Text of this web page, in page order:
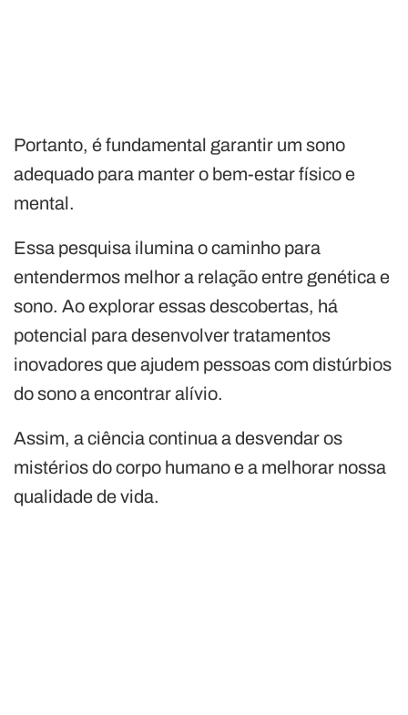
Portanto, é fundamental garantir um sono
adequado para manter o bem-estar físico e
mental.
Essa pesquisa ilumina o caminho para
entendermos melhor a relação entre genética e
sono. Ao explorar essas descobertas, há
potencial para desenvolver tratamentos
inovadores que ajudem pessoas com distúrbios
do sono a encontrar alívio.
Assim, a ciência continua a desvendar os
mistérios do corpo humano e a melhorar nossa
qualidade de vida.